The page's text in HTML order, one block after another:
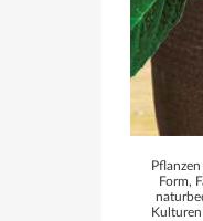
Form,